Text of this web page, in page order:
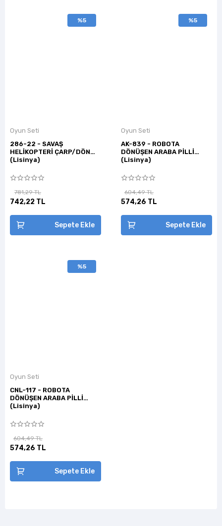
%5
Oyun Seti
286-22 - SAVAŞ
HELİKOPTERİ ÇARP/DÖN
(Lisinya)
781,29 TL
742,22 TL
Sepete Ekle
%5
Oyun Seti
AK-839 - ROBOTA
DÖNÜŞEN ARABA PİLLİ
(Lisinya)
604,49 TL
574,26 TL
Sepete Ekle
%5
Oyun Seti
CNL-117 - ROBOTA
DÖNÜŞEN ARABA PİLLİ
(Lisinya)
604,49 TL
574,26 TL
Sepete Ekle